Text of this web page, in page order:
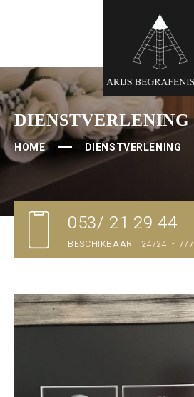
DIENSTVERLENING
HOME DIENSTVERLENING
053/ 21 29 44
BESCHIKBAAR 24/24 - 7/7